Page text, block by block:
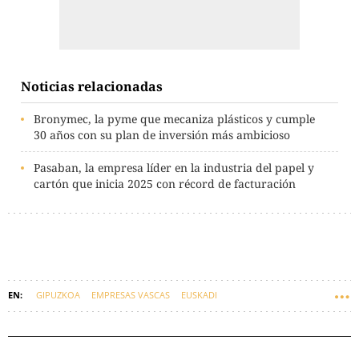
Noticias relacionadas
Bronymec, la pyme que mecaniza plásticos y cumple
30 años con su plan de inversión más ambicioso
Pasaban, la empresa líder en la industria del papel y
cartón que inicia 2025 con récord de facturación
GIPUZKOA EMPRESAS VASCAS EUSKADI